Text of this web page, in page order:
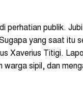
perhatian publik.
yang saat itu
Xaverius Titigi.
warga sipil, dan